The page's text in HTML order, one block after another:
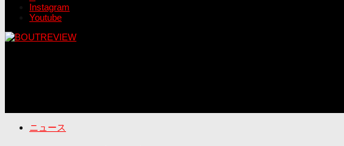
Instagram
Youtube
ニュース